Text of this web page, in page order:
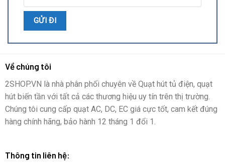
Về chúng tôi
2SHOP.VN là nhà phân phối chuyên về Quạt hút tủ điện, quạt
hút biến tần với tất cả các thương hiệu uy tín trên thị trường.
Chúng tôi cung cấp quạt AC, DC, EC giá cực tốt, cam kết đúng
hàng chính hãng, bảo hành 12 tháng 1 đổi 1.
Thông tin liên hệ: